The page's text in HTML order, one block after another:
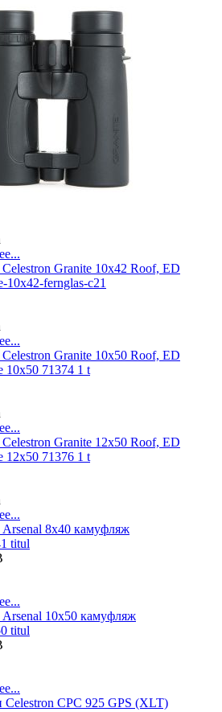
Granite 10x42 Roof, ED
Granite 10x50 Roof, ED
Granite 12x50 Roof, ED
8х40 камуфляж
10х50 камуфляж
Celestron CPC 925 GPS (XLT)